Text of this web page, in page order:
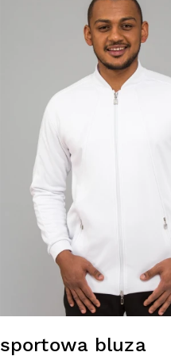
sportowa bluza